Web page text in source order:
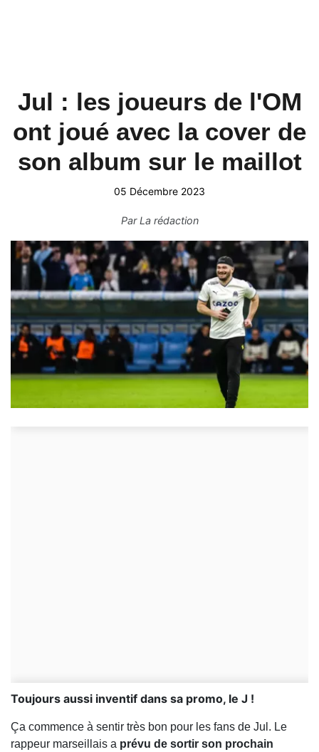
Jul : les joueurs de l'OM
ont joué avec la cover de
son album sur le maillot
05 Décembre 2023
ParLa rédaction
Toujours aussi inventif dans sa promo, le J !
Ça commence à sentir très bon pour les fans de Jul. Le
rappeur marseillais a prévu de sortir son prochain